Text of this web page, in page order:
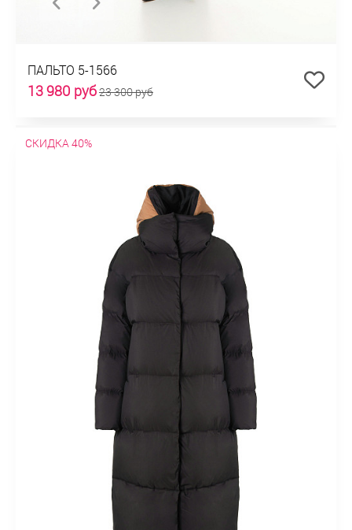
ПАЛЬТО 5-1566
13 980 руб23 300 руб
СКИДКА 40%